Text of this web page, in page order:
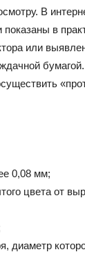
В
в
или
0,08 мм;
цвета от
диаметр